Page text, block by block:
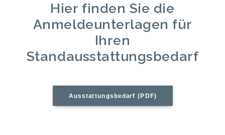
Hier finden Sie die
Anmeldeunterlagen für
Ihren
Standausstattungsbedarf
Ausstattungsbedarf (PDF)